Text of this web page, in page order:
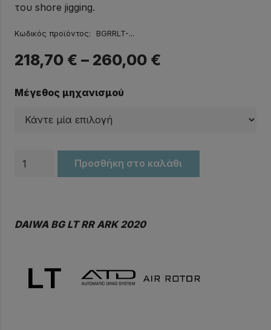
του shore jigging.
Κωδικός προϊόντος: BGRRLT-...
218,70 € – 260,00 €
Μέγεθος μηχανισμού
Μηχανισμός
RR
Προσθήκη στο καλάθι
DAIWA BG LT RR ARK 2020